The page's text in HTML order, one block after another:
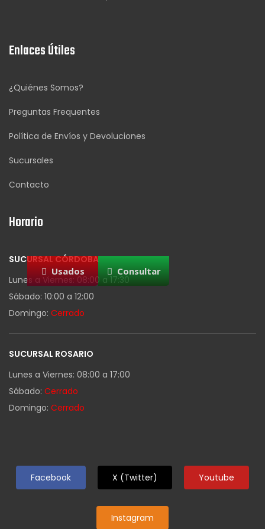
Enlaces Útiles
¿Quiénes Somos?
Preguntas Frequentes
Política de Envíos y Devoluciones
Sucursales
Contacto
Horario
SUCURSAL CÓRDOBA
Lunes a Viernes: 08:00 a 17:30
Sábado: 10:00 a 12:00
Domingo: Cerrado
SUCURSAL ROSARIO
Lunes a Viernes: 08:00 a 17:00
Sábado: Cerrado
Domingo: Cerrado
Facebook X (Twitter) Youtube
Instagram
Usados Consultar